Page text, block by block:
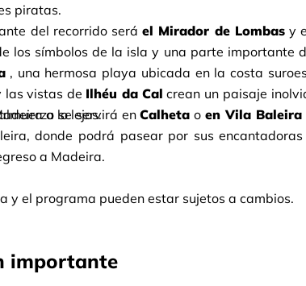
piratas.
del recorrido será el Mirador de Lombas y
los símbolos de la isla y una parte importante
, una hermosa playa ubicada en la costa
las vistas de Ilhéu da Cal crean un paisaje
a lo lejos.
se servirá en Calheta o en Vila Baleira
donde podrá pasear por sus
a Madeira.
y el programa pueden estar sujetos a cambios.
importante